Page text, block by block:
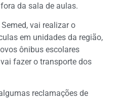
da sala de aulas.
vai realizar o
em unidades da região,
ônibus escolares
fazer o transporte dos
reclamações de